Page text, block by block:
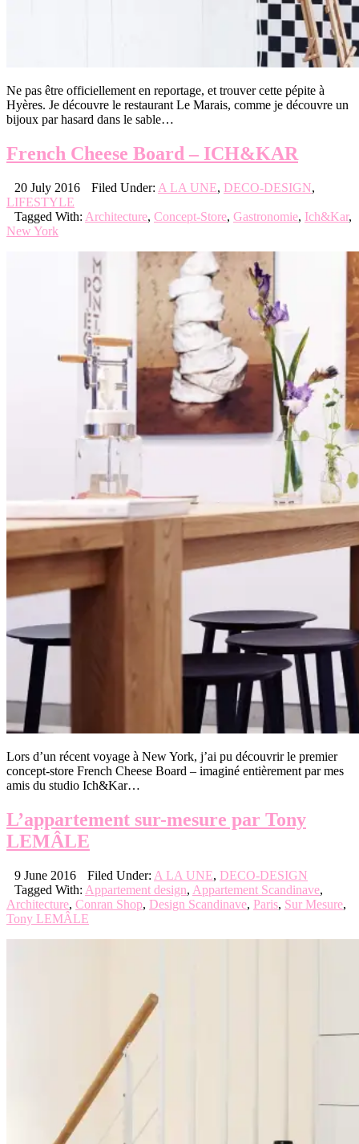
Ne pas être officiellement en reportage, et trouver cette pépite à
Hyères. Je découvre le restaurant Le Marais, comme je découvre un
bijoux par hasard dans le sable…
French Cheese Board – ICH&KAR
20 July 2016 Filed Under: A LA UNE, DECO-DESIGN,
LIFESTYLE
Tagged With: Architecture, Concept-Store, Gastronomie, Ich&Kar,
New York
Lors d’un récent voyage à New York, j’ai pu découvrir le premier
concept-store French Cheese Board – imaginé entièrement par mes
amis du studio Ich&Kar…
L’appartement sur-mesure par Tony
LEMÂLE
9 June 2016 Filed Under: A LA UNE, DECO-DESIGN
Tagged With: Appartement design, Appartement Scandinave,
Architecture, Conran Shop, Design Scandinave, Paris, Sur Mesure,
Tony LEMÂLE